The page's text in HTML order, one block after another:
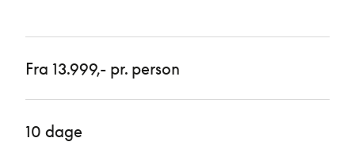
Fra 13.999,- pr. person
10 dage